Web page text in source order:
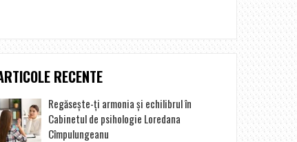
RECENTE
Regăseşte-ţi armonia şi echilibrul în
Cabinetul de psihologie Loredana
Cîmpulungeanu